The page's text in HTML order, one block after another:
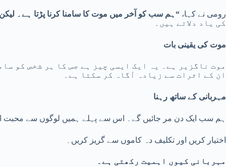
رومی نے کہا، “ ہم سب کو آخر میں موت کا سامنا کرنا پڑتا ہے۔
کی یاد دلاتے ہیں۔
موت کی یقینی بات
موت ناگزیر ہے۔ یہ ایک ایسی چیز ہے جس کا ہر شخص کو
ان کے اثرات سے زیادہ آگاہ کر سکتا ہے۔
مہربانی کے ساتھ رہنا
ہم سب ایک دن مر جائیں گے۔ اس سے پہلے ہمیں لوگوں سے محبت
اختیار کریں اور تکلیف دہ کاموں سے گریز کریں۔
مہربانی کیوں اہمیت رکھتی ہے۔